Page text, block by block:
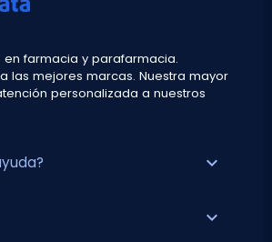
en farmacia y parafarmacia.
las mejores marcas. Nuestra mayor
personalizada a nuestros
expand_more
expand_more